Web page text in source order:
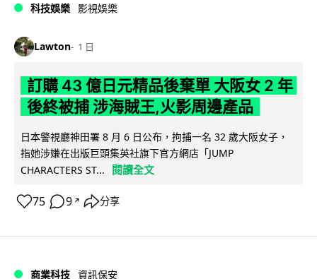
科技娛樂 影視娛樂
Lawton 1 日
訂購 43 億日元精品後棄單 大阪女 2 年
後終被捕 涉海賊王,火影周邊產品
日本警視廳神田署 8 月 6 日公布，拘捕一名 32 歲大阪女子，
指她涉嫌在出版巨頭集英社旗下官方網店「JUMP
CHARACTERS ST...
閱讀全文
75 9 ↗ 分享
商業科技 資訊保安